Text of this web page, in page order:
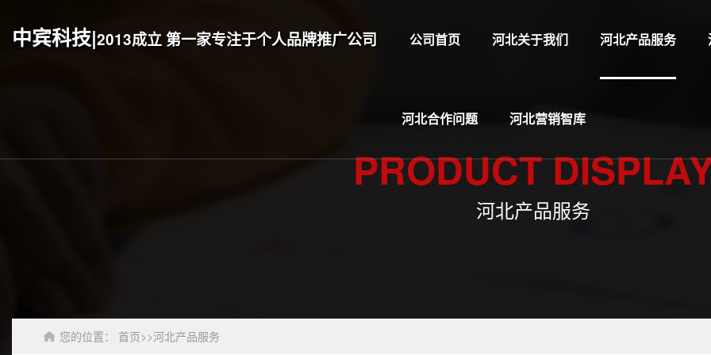
中宾科技|2013成立 第一家专注于个人品牌推广公司 公司首页 河北关于我们 河北产品服务
河北合作问题 河北营销智库
PRODUCT
河北产品服务
您的位置： 首页>>河北产品服务